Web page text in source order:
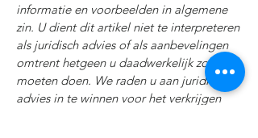
informatie en voorbeelden in algemene
zin. U dient dit artikel niet te interpreteren
als juridisch advies of als aanbevelingen
omtrent hetgeen u daadwerkelijk zou
moeten doen. We raden u aan juridisch
advies in te winnen voor het verkrijgen